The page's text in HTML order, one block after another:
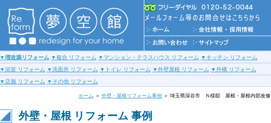
▼増改築リフォーム ▼複合 リフォーム ▼マンション・テラスハウス リフォーム ▼キッチン リフォーム
▼浴室 リフォーム ▼洗面所 リフォーム ▼トイレ リフォーム ▼外壁屋根 リフォーム ▼外構 リフォーム
▼店舗 リフォーム ▼その他 リフォーム
ホーム ＞ 外壁・屋根リフォーム事例 ＞ 埼玉県深谷市 Ｎ様邸 屋根・屋根内部改修
外壁・屋根 リフォーム 事例